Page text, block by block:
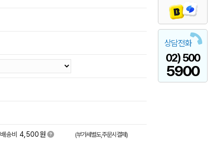
상담전화
02) 500
5900
배송비 4,500원 (부가세별도,주문시결제)